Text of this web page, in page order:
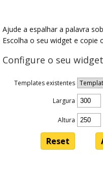
Ajude a espalhar a palavra
Escolha o seu widget e copie
Configure o seu widget
Templates existentes
Largura
Altura